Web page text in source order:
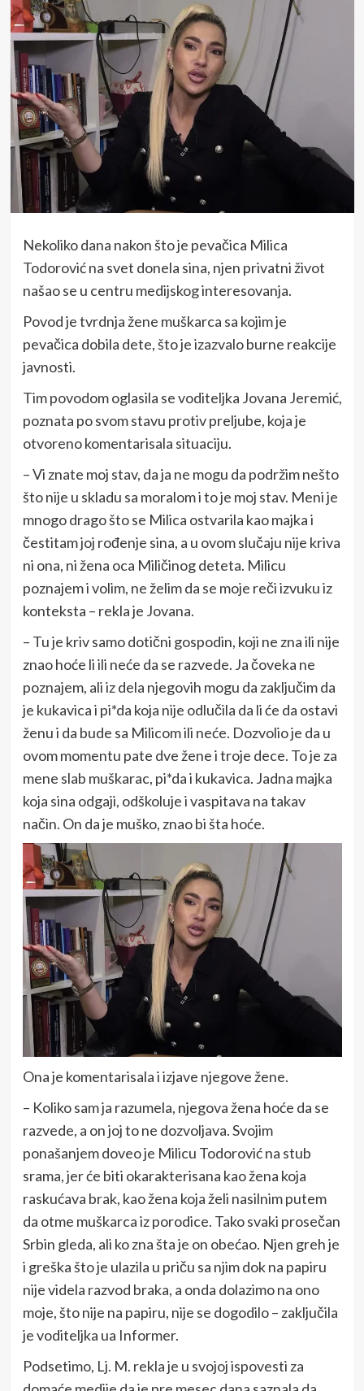
Nekoliko dana nakon što je pevačica Milica
Todorović na svet donela sina, njen privatni život
našao se u centru medijskog interesovanja.
Povod je tvrdnja žene muškarca sa kojim je
pevačica dobila dete, što je izazvalo burne reakcije
javnosti.
Tim povodom oglasila se voditeljka Jovana Jeremić,
poznata po svom stavu protiv preljube, koja je
otvoreno komentarisala situaciju.
– Vi znate moj stav, da ja ne mogu da podržim nešto
što nije u skladu sa moralom i to je moj stav. Meni je
mnogo drago što se Milica ostvarila kao majka i
čestitam joj rođenje sina, a u ovom slučaju nije kriva
ni ona, ni žena oca Miličinog deteta. Milicu
poznajem i volim, ne želim da se moje reči izvuku iz
konteksta – rekla je Jovana.
– Tu je kriv samo dotični gospodin, koji ne zna ili nije
znao hoće li ili neće da se razvede. Ja čoveka ne
poznajem, ali iz dela njegovih mogu da zaključim da
je kukavica i pi*da koja nije odlučila da li će da ostavi
ženu i da bude sa Milicom ili neće. Dozvolio je da u
ovom momentu pate dve žene i troje dece. To je za
mene slab muškarac, pi*da i kukavica. Jadna majka
koja sina odgaji, odškoluje i vaspitava na takav
način. On da je muško, znao bi šta hoće.
Ona je komentarisala i izjave njegove žene.
– Koliko sam ja razumela, njegova žena hoće da se
razvede, a on joj to ne dozvoljava. Svojim
ponašanjem doveo je Milicu Todorović na stub
srama, jer će biti okarakterisana kao žena koja
raskućava brak, kao žena koja želi nasilnim putem
da otme muškarca iz porodice. Tako svaki prosečan
Srbin gleda, ali ko zna šta je on obećao. Njen greh je
i greška što je ulazila u priču sa njim dok na papiru
nije videla razvod braka, a onda dolazimo na ono
moje, što nije na papiru, nije se dogodilo – zaključila
je voditeljka ua Informer.
Podsetimo, Lj. M. rekla je u svojoj ispovesti za